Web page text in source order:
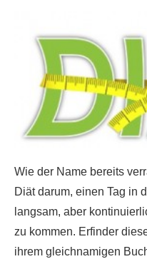
Wie der Name bereits
Diät darum, einen Tag in
langsam, aber
zu kommen. Erfinder
ihrem gleichnamigen